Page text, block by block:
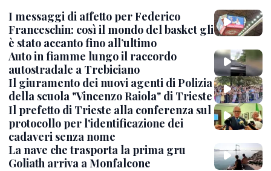
I messaggi di affetto per Federico
Franceschin: così il mondo del basket gli
è stato accanto fino all’ultimo
Auto in fiamme lungo il raccordo
autostradale a Trebiciano
Il giuramento dei nuovi agenti di Polizia
della scuola "Vincenzo Raiola" di Trieste
Il prefetto di Trieste alla conferenza sul
protocollo per l'identificazione dei
cadaveri senza nome
La nave che trasporta la prima gru
Goliath arriva a Monfalcone